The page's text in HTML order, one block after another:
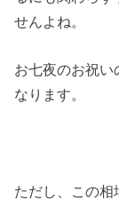
せんよね。
お七夜のお祝い
なります。
ただし、この相